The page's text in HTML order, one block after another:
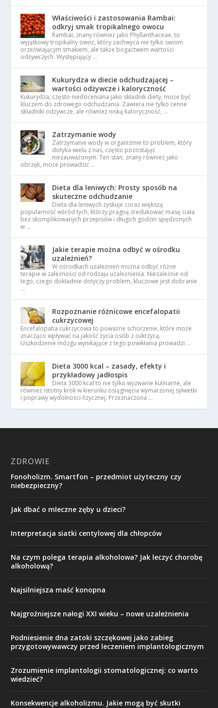
Właściwości i zastosowania Rambai:
odkryj smak tropikalnego owocu
Rambai, znany również jako Phyllanthaceae, to
wyjątkowy tropikalny owoc, który zachwyca nie tylko swoim
orzeźwiającym smakiem, ale także bogactwem wartości
odżywczych. Występujący …
Kukurydza w diecie odchudzającej –
wartości odżywcze i kaloryczność
Kukurydza, często niedoceniana jako składnik diety, może być
kluczem do zdrowego odchudzania. Zawiera nie tylko cenne
składniki odżywcze, ale również niską kaloryczność, …
Zatrzymanie wody
Zatrzymanie wody w organizmie to problem, który
dotyka wielu z nas, często pozostając
niezauważonym. Ten stan, znany również jako
obrzęk, może prowadzić …
Dieta dla leniwych: Prosty sposób na
skuteczne odchudzanie
Dieta dla leniwych zyskuje coraz większą
popularność wśród tych, którzy pragną zredukować masę ciała
bez skomplikowanych przepisów i długich godzin spędzonych
w …
Jakie terapie można odbyć w ośrodku
uzależnień?
W ośrodkach uzależnień można odbyć różne
terapie w zależności od rodzaju uzależnienia. Niezależnie od
tego, czego dokładnie dotyczy problem, kluczowe jest dobranie
…
Rozpoznanie różnicowe encefalopatii
cukrzycowej
Encefalopatia cukrzycowa to poważne schorzenie, które może
znacząco wpływać na jakość życia osób z cukrzycą.
Uszkodzenie mózgu wynikające z tego powikłania prowadzi …
Dieta 3000 kcal – zasady, efekty i
przykładowy jadłospis
Dieta 3000 kcal to nie tylko wyzwanie kulinarne, ale
również istotny krok w kierunku osiągnięcia wymarzonej sylwetki
i poprawy wydolności fizycznej. Przeznaczona …
ZDROWIE
Fonoholizm. Smartfon – przedmiot użyteczny czy
niebezpieczny?
Jak dbać o mleczne zęby u dzieci?
Interpretacja siatki centylowej dla chłopców
Na czym polega terapia alkoholowa? Jak leczyć chorobę
alkoholową?
Najsilniejsza maść konopna
Najgroźniejsze nałogi XXI wieku – nowe uzależnienia
Podniesienie dna zatoki szczękowej jako zabieg
przygotowywawczy przed leczeniem implantologicznym
Zrozumienie implantologii stomatologicznej: co warto
wiedzieć?
Konsekwencje alkoholizmu. Jakie mogą być skutki